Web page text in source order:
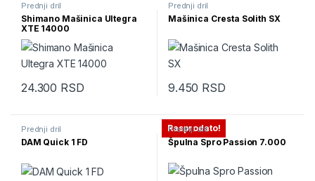
Prednji dril
Shimano Mašinica Ultegra
XTE 14000
24.300 RSD
Prednji dril
Mašinica Cresta Solith SX
9.450 RSD
Prednji dril
DAM Quick 1 FD
Rasprodato!
Prednji dril
Špulna Spro Passion 7.000